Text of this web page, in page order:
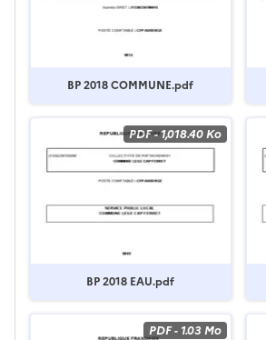
BP 2018 COMMUNE.pdf
PDF-1,018.40 Ko
BP 2018 EAU.pdf
PDF- 1.03 Mo